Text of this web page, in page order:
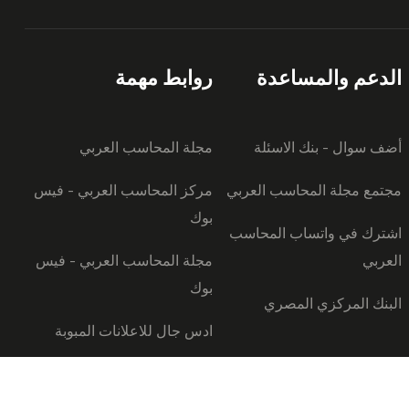
الدعم والمساعدة
أضف سوال - بنك الاسئلة
مجتمع مجلة المحاسب العربي
اشترك في واتساب المحاسب
العربي
البنك المركزي المصري
روابط مهمة
مجلة المحاسب العربي
مركز المحاسب العربي - فيس
بوك
مجلة المحاسب العربي - فيس
بوك
ادس جال للاعلانات المبوبة